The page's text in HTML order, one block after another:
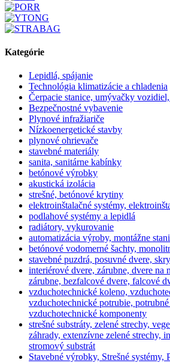
Kategórie
Lepidlá, spájanie
Technológia klimatizácie a chladenia
Čerpacie stanice, umývačky
Bezpečnostné vybavenie
Plynové infražiariče
Nízkoenergetické stavby
plynové ohrievače
stavebné materiály
sanita, sanitárne kabínky
betónové výrobky
akustická izolácia
strešné, betónové krytiny
elektroinštalačné systémy,
podlahové systémy a lepidlá
radiátory, vykurovanie
automatizácia výroby, montážne
betónové vodomerné šachty,
stavebné puzdrá, posuvné dvere,
interiérové dvere, zárubne, dvere na
zárubne, bezfalcové dvere, falcové
vzduchotechnické koleno,
vzduchotechnické potrubie,
vzduchotechnické komponenty
strešné substráty, zelené strechy,
záhrady, extenzívne zelené strechy,
stromový substrát
Stavebné výrobky, Strešné systémy,